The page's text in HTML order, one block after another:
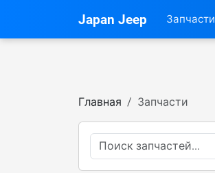
Japan Jeep Запчасти
Главная Запчасти